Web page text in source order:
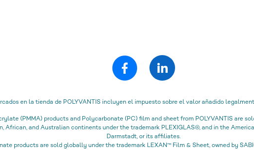
en la tienda de POLYVANTIS incluyen el impuesto sobre el valor añadido
(PMMA) products and Polycarbonate (PC) film and sheet from POLYVANTIS are
African, and Australian continents under the trademark PLEXIGLAS®, and in the
Darmstadt, or its affiliates.
products are sold globally under the trademark LEXAN™ Film & Sheet, owned by